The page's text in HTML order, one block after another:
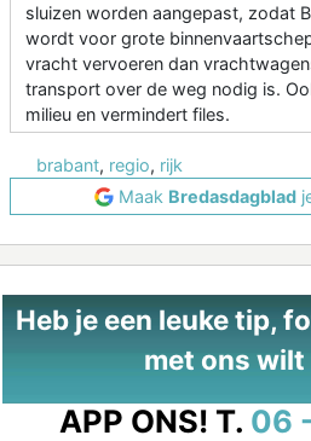
sluizen worden aangepast, zodat
wordt voor grote
vracht vervoeren dan
transport over de weg nodig is.
milieu en vermindert files.
brabant, regio, rijk
Maak Bredasdagblad
Heb je een leuke tip,
met ons wilt
APP ONS! T. 06